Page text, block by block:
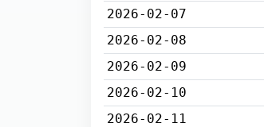
2026-02-07
2026-02-08
2026-02-09
2026-02-10
2026-02-11